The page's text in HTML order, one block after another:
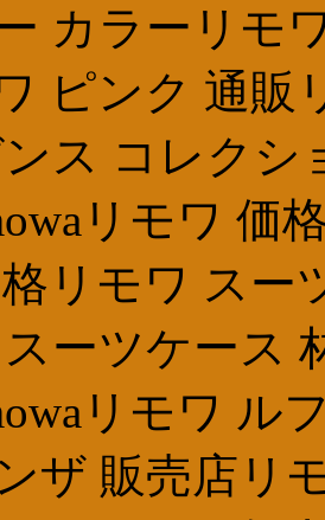
カラーリモ
ピンク 通販
ス コレクシ
リモワ
リモワ ス
ーツケース
リモワ ル
ザ 販売店リ